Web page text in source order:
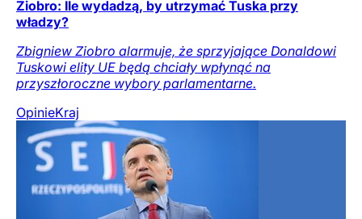
Ziobro: Ile wydadzą, by utrzymać Tuska przy
władzy?
Zbigniew Ziobro alarmuje, że sprzyjające Donaldowi
Tuskowi elity UE będą chciały wpłynąć na
przyszłoroczne wybory parlamentarne.
OpinieKraj